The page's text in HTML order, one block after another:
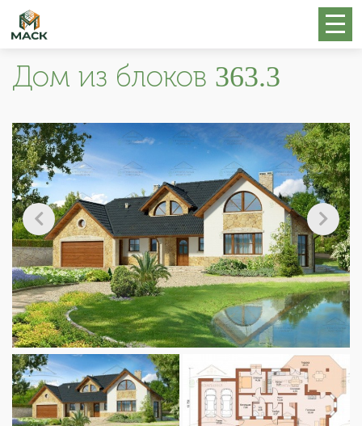
Дом из блоков 363.3